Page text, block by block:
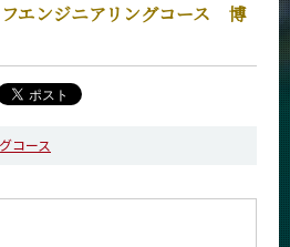
エンジニアリングコース 博
コース